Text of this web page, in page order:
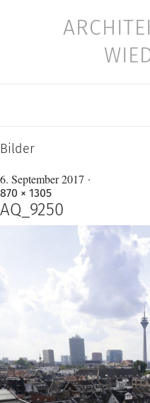
Bilder
6. September 2017
870 × 1305
AQ_9250